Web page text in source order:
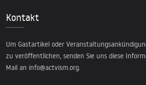
Kontakt
Um Gastartikel oder
zu veröffentlichen, senden Sie uns diese
Mail an info@actvism.org.